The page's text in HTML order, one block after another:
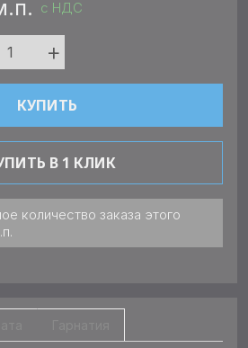
с НДС
+
КУПИТЬ
В 1 КЛИК
количество заказа этого